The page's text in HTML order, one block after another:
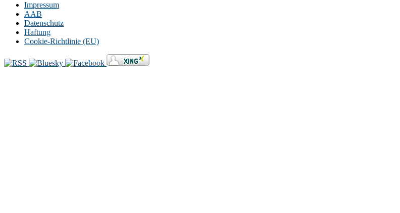
Impressum
AAB
Datenschutz
Haftung
Cookie-Richtlinie (EU)